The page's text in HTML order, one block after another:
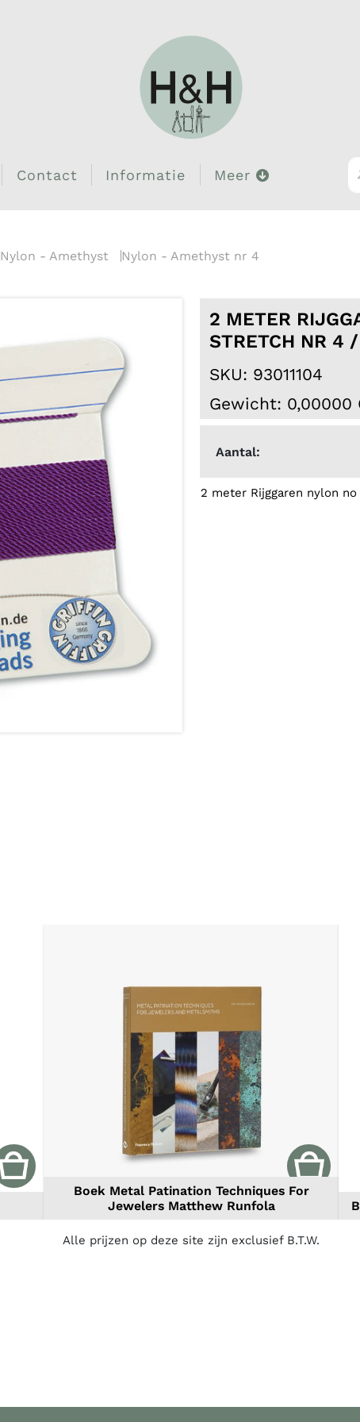
Contact Informatie Meer
Nylon - Amethyst Nylon - Amethyst nr 4
2 METER
STRETCH NR 4
SKU: 93011104
Gewicht: 0,00000
Aantal:
2 meter Rijggaren nylon
Boek Metal Patination Techniques For
Jewelers Matthew Runfola
Alle prijzen op deze site zijn exclusief B.T.W.